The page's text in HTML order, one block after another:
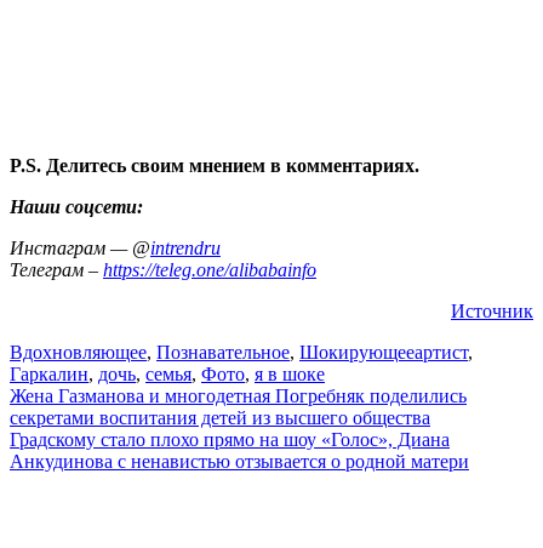
P.S. Делитесь своим мнением в комментариях.
Наши соцсети:
Инстаграм — @intrendru
Телеграм – https://teleg.one/alibabainfo
Источник
Вдохновляющее, Познавательное, Шокирующееартист,
Гаркалин, дочь, семья, Фото, я в шоке
Навигация
по
записям
Жена Газманова и многодетная Погребняк поделились
секретами воспитания детей из высшего общества
Градскому стало плохо прямо на шоу «Голос», Диана
Анкудинова с ненавистью отзывается о родной матери